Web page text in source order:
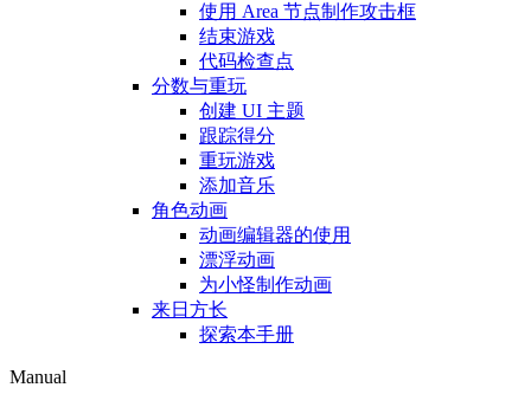
使用 Area 节点制作攻击框
结束游戏
代码检查点
分数与重玩
创建 UI 主题
跟踪得分
重玩游戏
添加音乐
角色动画
动画编辑器的使用
漂浮动画
为小怪制作动画
来日方长
探索本手册
Manual